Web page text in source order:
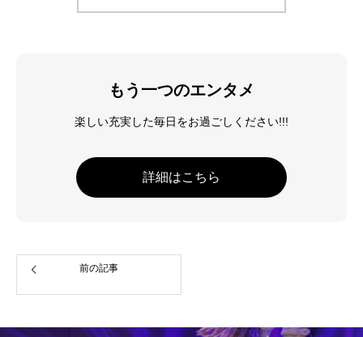
お得な料金システムがあります!!!
アクセス
雨の日も傘が要らない最高の立地
Blog
もう一つのエンタメ
楽しい充実した毎日をお過ごしください!!!
詳細はこちら
前の記事